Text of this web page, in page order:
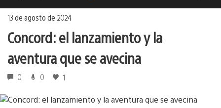
13 de agosto de 2024
Concord: el lanzamiento y la
aventura que se avecina
0 0 1